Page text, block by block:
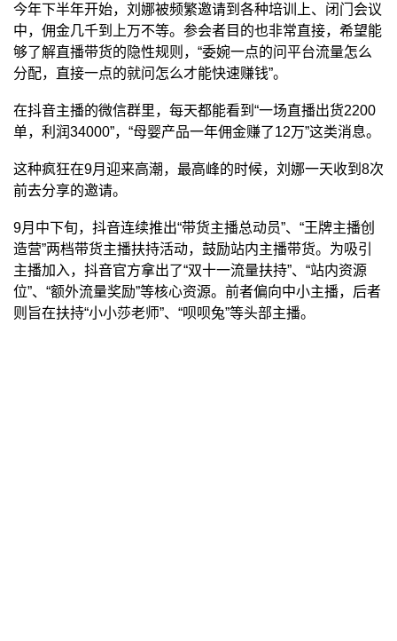
今年下半年开始，刘娜被频繁邀请到各种培训上、闭门会议
中，佣金几千到上万不等。参会者目的也非常直接，希望能
够了解直播带货的隐性规则，“委婉一点的问平台流量怎么
分配，直接一点的就问怎么才能快速赚钱”。
在抖音主播的微信群里，每天都能看到“一场直播出货2200
单，利润34000”，“母婴产品一年佣金赚了12万”这类消息。
这种疯狂在9月迎来高潮，最高峰的时候，刘娜一天收到8次
前去分享的邀请。
9月中下旬，抖音连续推出“带货主播总动员”、“王牌主播创
造营”两档带货主播扶持活动，鼓励站内主播带货。为吸引
主播加入，抖音官方拿出了“双十一流量扶持”、“站内资源
位”、“额外流量奖励”等核心资源。前者偏向中小主播，后者
则旨在扶持“小小莎老师”、“呗呗兔”等头部主播。